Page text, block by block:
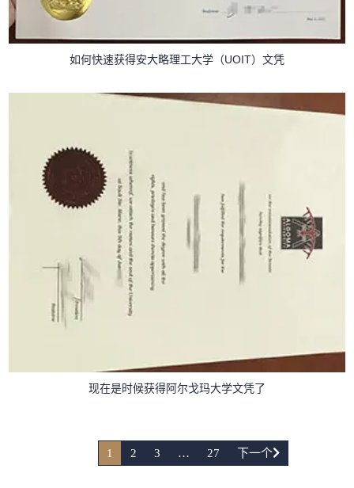
如何快速获得安大略理工大学（UOIT）文凭
现在是时候获得阿尔戈玛大学文凭了
1 2 3 … 27 下一个